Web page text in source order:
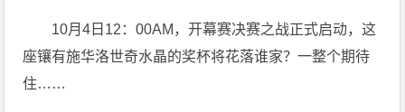
10月4日12：00AM，开幕赛决赛之战正式启动，这
座镶有施华洛世奇水晶的奖杯将花落谁家？一整个期待
住……